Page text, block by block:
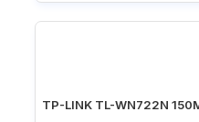
TP-LINK TL-WN722N